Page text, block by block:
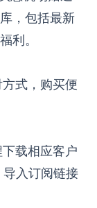
，包括最新
利。
式，购买便
载相应客户
入订阅链接